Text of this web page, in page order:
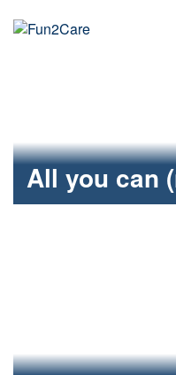
All you can
Fun2care kerstactie -